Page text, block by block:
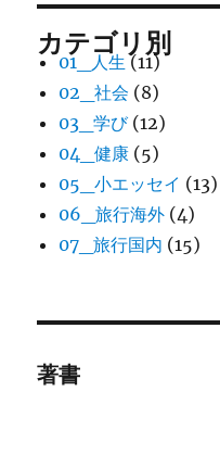
カテゴリ別
01_人生 (11)
02_社会 (8)
03_学び(12)
04_健康 (5)
05_小エッセイ (13)
06_旅行海外 (4)
07_旅行国内 (15)
著書